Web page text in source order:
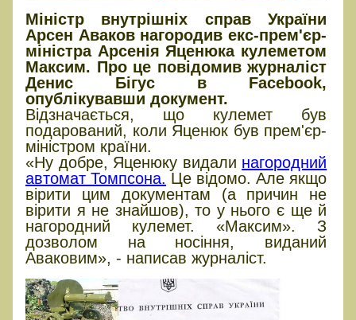
Міністр внутрішніх справ України
Арсен Аваков нагородив екс-прем'єр-
міністра Арсенія Яценюка кулеметом
Максим. Про це повідомив журналіст
Денис Бігус в Facebook,
опублікувавши документ.
Відзначається, що кулемет був
подарований, коли Яценюк був прем'єр-
міністром країни.
«Ну добре, Яценюку видали нагородний
автомат Томпсона. Це відомо. Але якщо
вірити цим документам (а причин не
вірити я не знайшов), то у нього є ще й
нагородний кулемет. «Максим». З
дозволом на носіння, виданий
Аваковим», - написав журналіст.